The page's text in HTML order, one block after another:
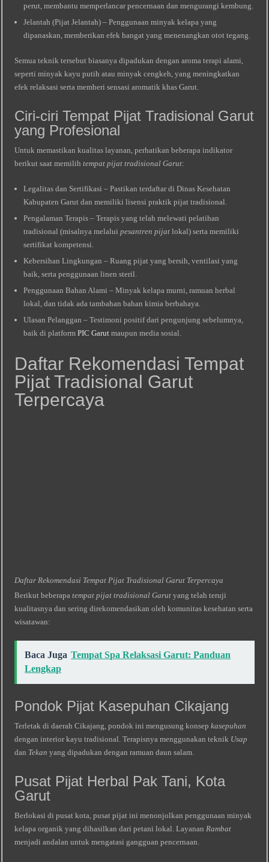
perut, membantu memperlancar pencernaan dan mengurangi kembung.
Jelantah (Pijat Jelantah) – Penggunaan minyak kelapa yang
dipanaskan, memberikan efek hangat yang menenangkan otot tegang.
Semua teknik tersebut biasanya dipadukan dengan aroma terapi alami,
seperti minyak kayu putih atau minyak cengkeh, yang meningkatkan
efek relaksasi serta memberi sensasi aromatik khas Garut.
Ciri-ciri Tempat Pijat Tradisional Garut
yang Profesional
Untuk memastikan kualitas layanan, perhatikan beberapa indikator
berikut saat memilihtempat pijat tradisional Garut:
Legalitas dan Sertifikasi – Pastikan terdaftar di Dinas Kesehatan
Kabupaten Garut dan memiliki lisensi praktik pijat tradisional.
Pengalaman Terapis – Terapis yang telah melewati pelatihan
tradisional (misalnya melaluipesantren pijat lokal) serta memiliki
sertifikat kompetensi.
Kebersihan Lingkungan – Ruang pijat yang bersih, ventilasi yang
baik, serta penggunaan linen steril.
Penggunaan Bahan Alami – Minyak kelapa murni, ramuan herbal
lokal, dan tidak ada tambahan bahan kimia berbahaya.
Ulasan Pelanggan – Testimoni positif dari pengunjung sebelumnya,
baik di platformPIC Garut maupun media sosial.
Daftar Rekomendasi Tempat
Pijat Tradisional Garut
Terpercaya
Daftar Rekomendasi Tempat Pijat Tradisional Garut Terpercaya
Berikut beberapatempat pijat tradisional Garut yang telah teruji
kualitasnya dan sering direkomendasikan oleh komunitas kesehatan serta
wisatawan:
Baca Juga Tempat Spa Relaksasi Garut: Panduan
Lengkap
Pondok Pijat Kasepuhan Cikajang
Terletak di daerah Cikajang, pondok ini mengusung konsepkasepuhan
dengan interior kayu tradisional. Terapisnya menggunakan teknik Usap
dan Tekan yang dipadukan dengan ramuan daun salam.
Pusat Pijat Herbal Pak Tani, Kota
Garut
Berlokasi di pusat kota, pusat pijat ini menonjolkan penggunaan minyak
kelapa organik yang dihasilkan dari petani lokal. LayananRambat
menjadi andalan untuk mengatasi gangguan pencernaan.